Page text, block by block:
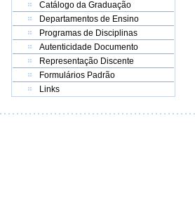
Catálogo da Graduação
Departamentos de Ensino
Programas de Disciplinas
Autenticidade Documento
Representação Discente
Formulários Padrão
Links